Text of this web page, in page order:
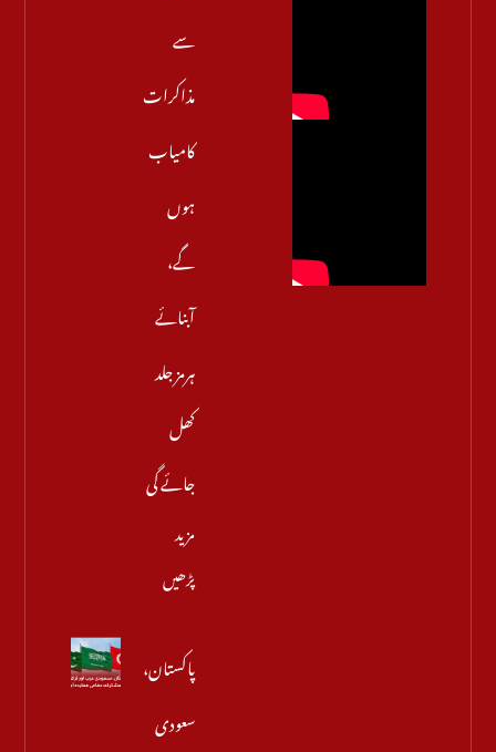
سے
مذاکرات
کامیاب
ہوں
گے،
آبنائے
ہرمز جلد
کھل
جائے گی
مزید
پڑھیں
پاکستان،
سعودی